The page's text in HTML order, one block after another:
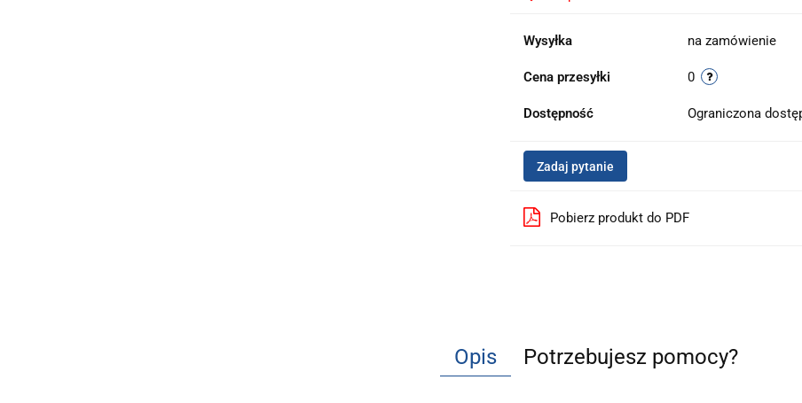
Wysyłka na zamówienie
Cena przesyłki 0
Dostępność Ograniczona
Zadaj pytanie
Pobierz produkt do PDF
Opis Potrzebujesz pomocy?